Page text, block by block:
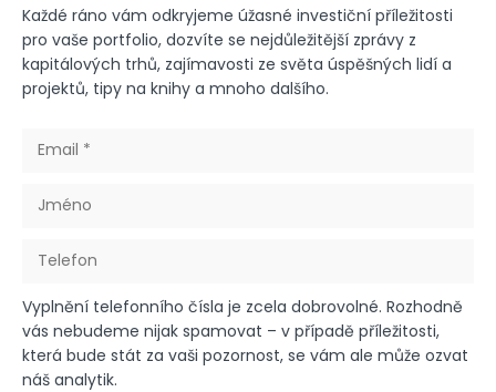
Každé ráno vám odkryjeme úžasné investiční příležitosti
pro vaše portfolio, dozvíte se nejdůležitější zprávy z
kapitálových trhů, zajímavosti ze světa úspěšných lidí a
projektů, tipy na knihy a mnoho dalšího.
Vyplnění telefonního čísla je zcela dobrovolné. Rozhodně
vás nebudeme nijak spamovat – v případě příležitosti,
která bude stát za vaši pozornost, se vám ale může ozvat
náš analytik.